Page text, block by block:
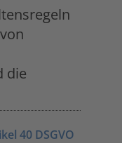
die
40 DSGVO